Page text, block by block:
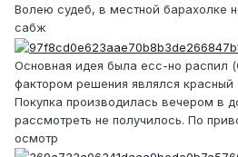
Волею судеб, в местной барахолке
сабж
Основная идея была есс-но распил
фактором решения являлся красный
Покупка производилась вечером в
рассмотреть не получилось. По
осмотр